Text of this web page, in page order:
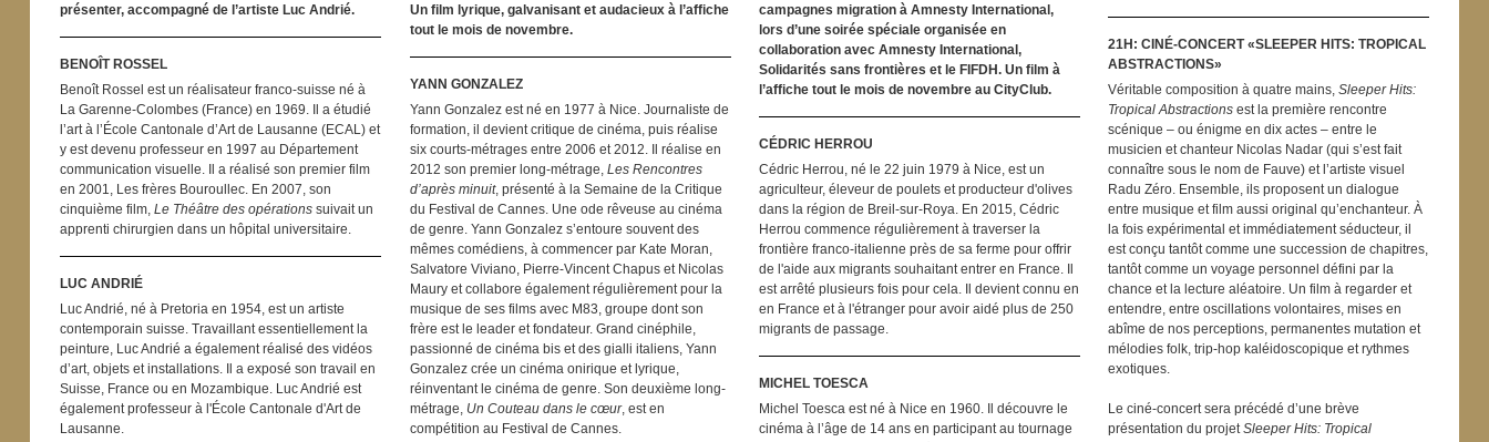
présenter, accompagné de l’artiste Luc Andrié.
BENOÎT ROSSEL
Benoît Rossel est un réalisateur franco-suisse né à
La Garenne-Colombes (France) en 1969. Il a étudié
l’art à l’École Cantonale d’Art de Lausanne (ECAL) et
y est devenu professeur en 1997 au Département
communication visuelle. Il a réalisé son premier film
en 2001, Les frères Bouroullec. En 2007, son
cinquième film,Le Théâtre des opérations suivait un
apprenti chirurgien dans un hôpital universitaire.
LUC ANDRIÉ
Luc Andrié, né à Pretoria en 1954, est un artiste
contemporain suisse. Travaillant essentiellement la
peinture, Luc Andrié a également réalisé des vidéos
d’art, objets et installations. Il a exposé son travail en
Suisse, France ou en Mozambique. Luc Andrié est
également professeur à l'École Cantonale d'Art de
Lausanne.
Un film lyrique, galvanisant et audacieux à l’affiche
tout le mois de novembre.
YANN GONZALEZ
Yann Gonzalez est né en 1977 à Nice. Journaliste de
formation, il devient critique de cinéma, puis réalise
six courts-métrages entre 2006 et 2012. Il réalise en
2012 son premier long-métrage, Les Rencontres
d’après minuit, présenté à la Semaine de la Critique
du Festival de Cannes. Une ode rêveuse au cinéma
de genre. Yann Gonzalez s’entoure souvent des
mêmes comédiens, à commencer par Kate Moran,
Salvatore Viviano, Pierre-Vincent Chapus et Nicolas
Maury et collabore également régulièrement pour la
musique de ses films avec M83, groupe dont son
frère est le leader et fondateur. Grand cinéphile,
passionné de cinéma bis et des gialli italiens, Yann
Gonzalez crée un cinéma onirique et lyrique,
réinventant le cinéma de genre. Son deuxième long-
métrage, Un Couteau dans le cœur, est en
compétition au Festival de Cannes.
campagnes migration à Amnesty International,
lors d’une soirée spéciale organisée en
collaboration avec Amnesty International,
Solidarités sans frontières et le FIFDH. Un film à
l’affiche tout le mois de novembre au CityClub.
CÉDRIC HERROU
Cédric Herrou, né le 22 juin 1979 à Nice, est un
agriculteur, éleveur de poulets et producteur d'olives
dans la région de Breil-sur-Roya. En 2015, Cédric
Herrou commence régulièrement à traverser la
frontière franco-italienne près de sa ferme pour offrir
de l'aide aux migrants souhaitant entrer en France. Il
est arrêté plusieurs fois pour cela. Il devient connu en
en France et à l'étranger pour avoir aidé plus de 250
migrants de passage.
MICHEL TOESCA
Michel Toesca est né à Nice en 1960. Il découvre le
cinéma à l’âge de 14 ans en participant au tournage
21H: CINÉ-CONCERT «SLEEPER HITS: TROPICAL
ABSTRACTIONS»
Véritable composition à quatre mains,Sleeper Hits:
Tropical Abstractions est la première rencontre
scénique – ou énigme en dix actes – entre le
musicien et chanteur Nicolas Nadar (qui s’est fait
connaître sous le nom de Fauve) et l’artiste visuel
Radu Zéro. Ensemble, ils proposent un dialogue
entre musique et film aussi original qu’enchanteur. À
la fois expérimental et immédiatement séducteur, il
est conçu tantôt comme une succession de chapitres,
tantôt comme un voyage personnel défini par la
chance et la lecture aléatoire. Un film à regarder et
entendre, entre oscillations volontaires, mises en
abîme de nos perceptions, permanentes mutation et
mélodies folk, trip-hop kaléidoscopique et rythmes
exotiques.
Le ciné-concert sera précédé d’une brève
présentation du projetSleeper Hits: Tropical